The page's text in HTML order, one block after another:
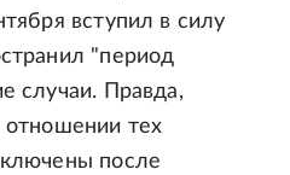
вступил в силу
"период
случаи. Правда,
отношении тех
после